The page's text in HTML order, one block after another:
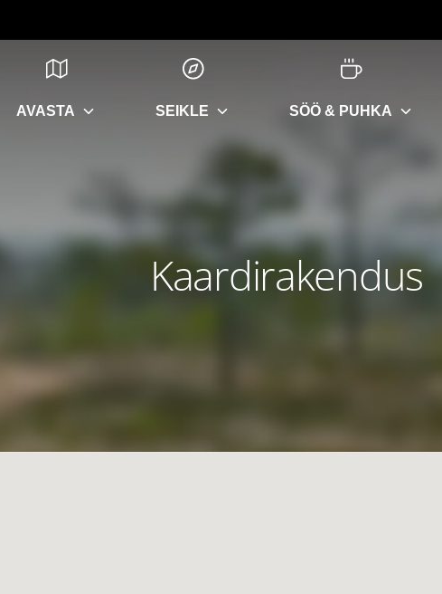
AVASTA SEIKLE SÖÖ & PUHKA
Kaardirakendus